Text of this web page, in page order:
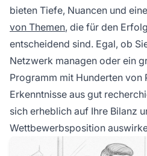
bieten Tiefe, Nuancen und
von Themen, die für den
entscheidend sind. Egal, ob
Netzwerk managen oder ein
Programm mit Hunderten von
Erkenntnisse aus gut
sich erheblich auf Ihre Bilanz
Wettbewerbsposition